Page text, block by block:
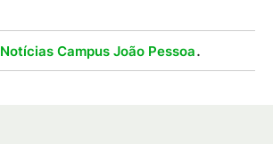
Notícias Campus João Pessoa.